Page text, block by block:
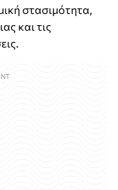
στασιμότητα,
και τις